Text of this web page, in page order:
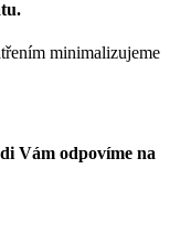
minimalizujeme
Vám odpovíme na